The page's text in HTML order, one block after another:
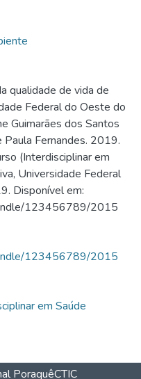
qualidade de vida de
Federal do Oeste do
Guimarães dos Santos
Paula Fernandes. 2019.
(Interdisciplinar em
Universidade Federal
Disponível em:
123456789/2015
123456789/2015
em Saúde
PoraquêCTIC